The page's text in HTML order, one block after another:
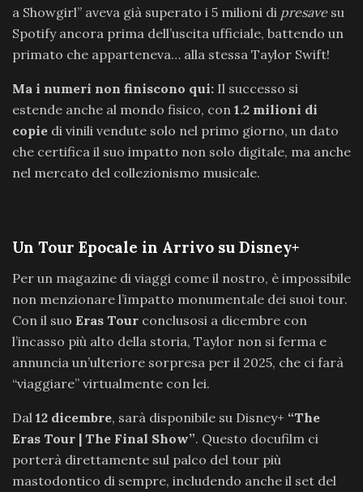
a Showgirl” aveva già superato i 5 milioni di presavesu
Spotify ancora prima dell’uscita ufficiale, battendo un
primato che apparteneva… alla stessa Taylor Swift!
Ma i numeri non finiscono qui: Il successo si
estende anche al mondo fisico, con 1.2 milioni di
copie di vinili vendute solo nel primo giorno, un dato
che certifica il suo impatto non solo digitale, ma anche
nel mercato del collezionismo musicale.
Un Tour Epocale in Arrivo su Disney+
Per un magazine di viaggi come il nostro, è impossibile
non menzionare l’impatto monumentale dei suoi tour.
Con il suo Eras Tour conclusosi a dicembre con
l’incasso più alto della storia, Taylor non si ferma e
annuncia un’ulteriore sorpresa per il 2025, che ci farà
“viaggiare” virtualmente con lei.
Dal 12 dicembre, sarà disponibile su Disney+ “The
Eras Tour | The Final Show”. Questo docufilm ci
porterà direttamente sul palco del tour più
mastodontico di sempre, includendo anche il set del